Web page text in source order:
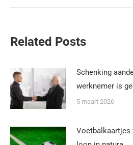
Related Posts
Schenking
werknemer is
5 maart 2026
Voetbalkaartjes